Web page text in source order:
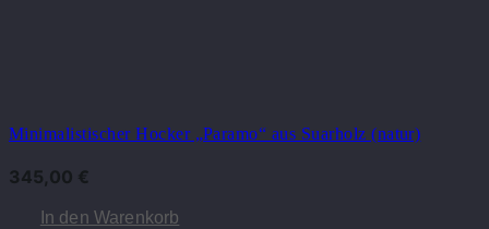
Minimalistischer Hocker „Paramo“ aus Suarholz (natur)
345,00 €
In den Warenkorb